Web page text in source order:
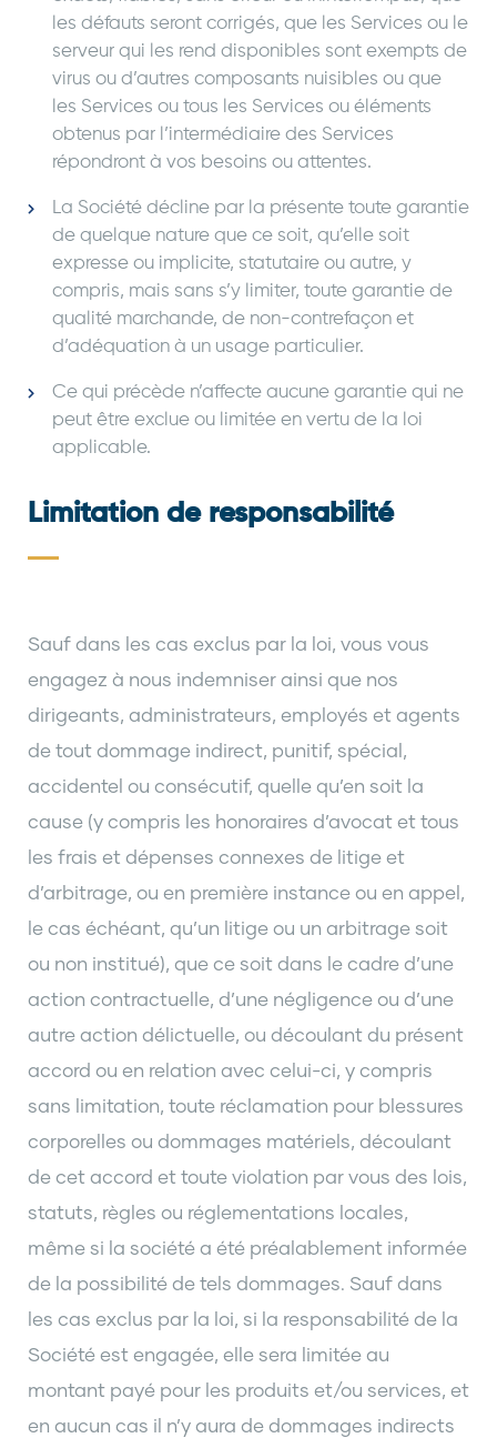
les défauts seront corrigés, que les Services ou le
serveur qui les rend disponibles sont exempts de
virus ou d’autres composants nuisibles ou que
les Services ou tous les Services ou éléments
obtenus par l’intermédiaire des Services
répondront à vos besoins ou attentes.
La Société décline par la présente toute garantie
de quelque nature que ce soit, qu’elle soit
expresse ou implicite, statutaire ou autre, y
compris, mais sans s’y limiter, toute garantie de
qualité marchande, de non-contrefaçon et
d’adéquation à un usage particulier.
Ce qui précède n’affecte aucune garantie qui ne
peut être exclue ou limitée en vertu de la loi
applicable.
Limitation de responsabilité
Sauf dans les cas exclus par la loi, vous vous
engagez à nous indemniser ainsi que nos
dirigeants, administrateurs, employés et agents
de tout dommage indirect, punitif, spécial,
accidentel ou consécutif, quelle qu’en soit la
cause (y compris les honoraires d’avocat et tous
les frais et dépenses connexes de litige et
d’arbitrage, ou en première instance ou en appel,
le cas échéant, qu’un litige ou un arbitrage soit
ou non institué), que ce soit dans le cadre d’une
action contractuelle, d’une négligence ou d’une
autre action délictuelle, ou découlant du présent
accord ou en relation avec celui-ci, y compris
sans limitation, toute réclamation pour blessures
corporelles ou dommages matériels, découlant
de cet accord et toute violation par vous des lois,
statuts, règles ou réglementations locales,
même si la société a été préalablement informée
de la possibilité de tels dommages. Sauf dans
les cas exclus par la loi, si la responsabilité de la
Société est engagée, elle sera limitée au
montant payé pour les produits et/ou services, et
en aucun cas il n’y aura de dommages indirects